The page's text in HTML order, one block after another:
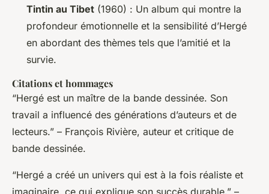
Tintin au Tibet (1960) : Un album qui montre la
profondeur émotionnelle et la sensibilité d’Hergé
en abordant des thèmes tels que l’amitié et la
survie.
Citations et hommages
“Hergé est un maître de la bande dessinée. Son
travail a influencé des générations d’auteurs et de
lecteurs.” – François Rivière, auteur et critique de
bande dessinée.
“Hergé a créé un univers qui est à la fois réaliste et
imaginaire, ce qui explique son succès durable.” –